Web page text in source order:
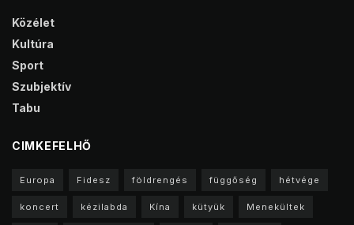
Közélet
Kultúra
Sport
Szubjektív
Tabu
CIMKEFELHŐ
Europa Fidesz földrengés függőség hétvége
koncert kézilabda Kína kütyük Menekültek